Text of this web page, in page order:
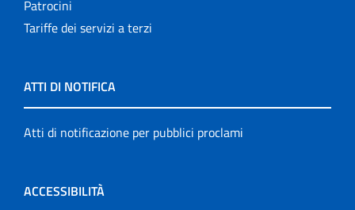
Patrocini
Tariffe dei servizi a terzi
ATTI DI NOTIFICA
Atti di notificazione per pubblici proclami
ACCESSIBILITÀ